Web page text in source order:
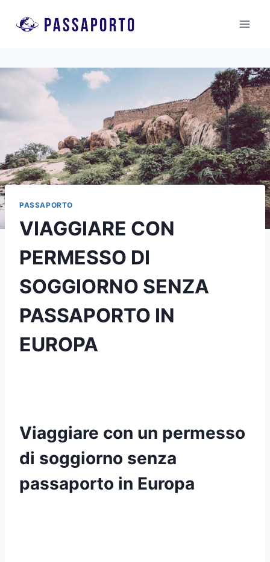
PASSAPORTO
VIAGGIARE CON
PERMESSO DI
SOGGIORNO SENZA
PASSAPORTO IN
EUROPA
Viaggiare con un permesso
di soggiorno senza
passaporto in Europa